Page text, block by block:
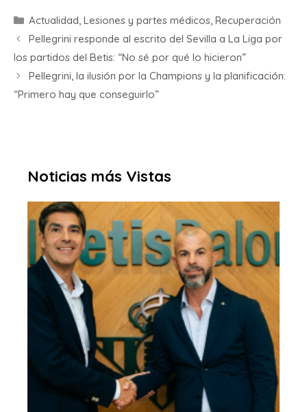
Actualidad, Lesiones y partes médicos, Recuperación
Pellegrini responde al escrito del Sevilla a La Liga por
los partidos del Betis: “No sé por qué lo hicieron”
Pellegrini, la ilusión por la Champions y la planificación:
“Primero hay que conseguirlo”
Noticias más Vistas